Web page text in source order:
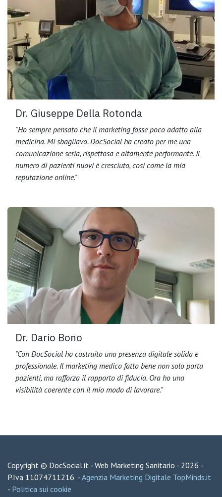
Dr. Giuseppe Della Rotonda
"Ho sempre pensato che il marketing fosse poco adatto alla
medicina. Mi sbagliavo. DocSocial ha creato per me una
comunicazione seria, rispettosa e altamente performante. Il
numero di pazienti nuovi è cresciuto, così come la mia
reputazione online."
Dr. Dario Bono
"Con DocSocial ho costruito una presenza digitale solida e
professionale. Il marketing medico fatto bene non solo porta
pazienti, ma rafforza il rapporto di fiducia. Ora ho una
visibilità coerente con il mio modo di lavorare."
Copyright © DocSocial.it - Web Marketing Sanitario - 2026 -
P.Iva 11074711216 -Agenzia Marketing Digitale TopMinds.it
- Politica sui cookie